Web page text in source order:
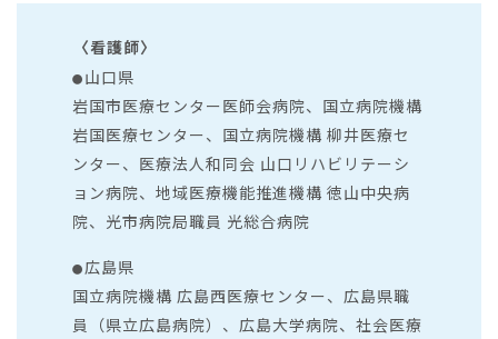
〈看護師〉
● 山口県
岩国市医療センター医師会病院、国立病院機構
岩国医療センター、国立病院機構 柳井医療セ
ンター、医療法人和同会 山口リハビリテーシ
ョン病院、地域医療機能推進機構 徳山中央病
院、光市病院局職員 光総合病院
● 広島県
国立病院機構 広島西医療センター、広島県職
員（県立広島病院）、広島大学病院、社会医療